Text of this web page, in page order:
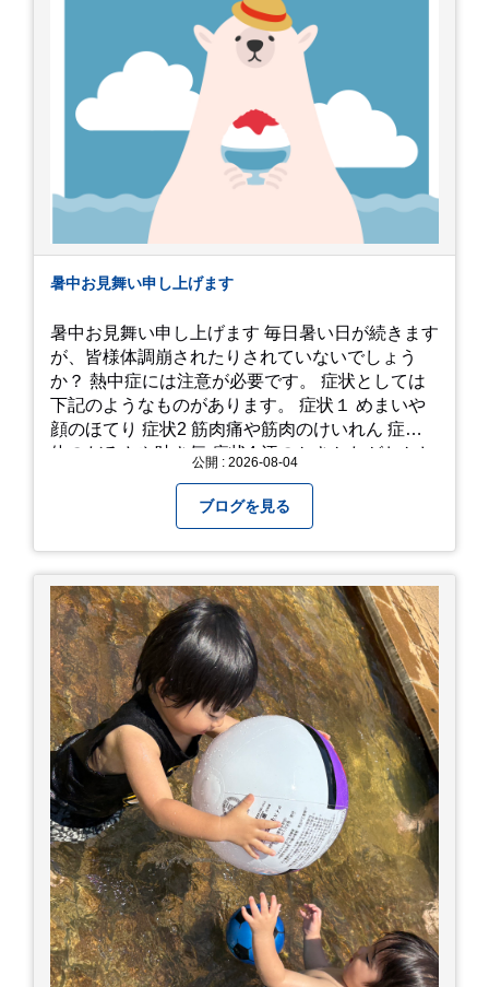
暑中お見舞い申し上げます
暑中お見舞い申し上げます 毎日暑い日が続きます
が、皆様体調崩されたりされていないでしょう
か？ 熱中症には注意が必要です。 症状としては
下記のようなものがあります。 症状１ めまいや
顔のほてり 症状2 筋肉痛や筋肉のけいれん 症状3
体のだるさや吐き気 症状4 汗のかきかたがおかし
に反応しない、まっすぐ歩けない 症状7 水分補給
に医療機関へ相談、または救急車を呼びましょう
□涼しい場所へ移動しましょう □衣服を脱がし、
体を冷やして体温を下げましょう □塩分や水分を
補給しましょう 一番大切な命を守って、夏を乗り
切りましょう！
公開 : 2026-08-04
ブログを見る